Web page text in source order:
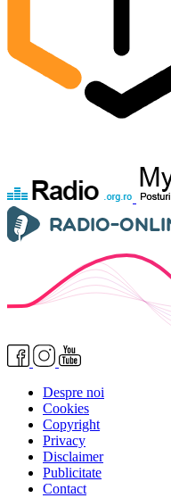
Despre noi
Cookies
Copyright
Privacy
Disclaimer
Publicitate
Contact